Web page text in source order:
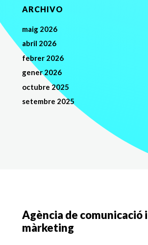
ARCHIVO
maig 2026
abril 2026
febrer 2026
gener 2026
octubre 2025
setembre 2025
Agència de comunicació i
màrketing